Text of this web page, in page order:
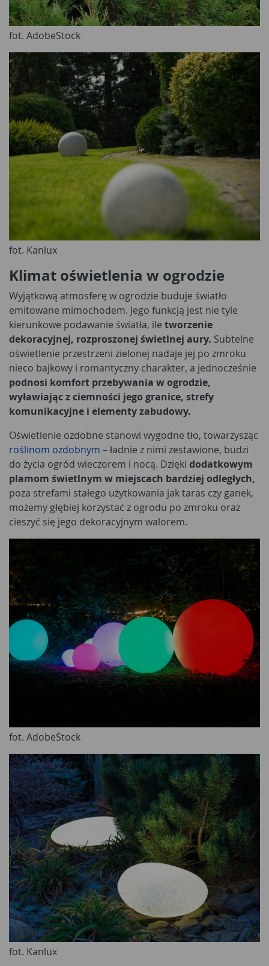
fot. AdobeStock
fot. Kanlux
Klimat oświetlenia w ogrodzie
Wyjątkową atmosferę w ogrodzie buduje światło
emitowane mimochodem. Jego funkcją jest nie tyle
kierunkowe podawanie światła, ile tworzenie
dekoracyjnej, rozproszonej świetlnej aury. Subtelne
oświetlenie przestrzeni zielonej nadaje jej po zmroku
nieco bajkowy i romantyczny charakter, a jednocześnie
podnosi komfort przebywania w ogrodzie,
wyławiając z ciemności jego granice, strefy
komunikacyjne i elementy zabudowy.
Oświetlenie ozdobne stanowi wygodne tło, towarzysząc
roślinom ozdobnym – ładnie z nimi zestawione, budzi
do życia ogród wieczorem i nocą. Dzięki dodatkowym
plamom świetlnym w miejscach bardziej odległych,
poza strefami stałego użytkowania jak taras czy ganek,
możemy głębiej korzystać z ogrodu po zmroku oraz
cieszyć się jego dekoracyjnym walorem.
fot. AdobeStock
fot. Kanlux